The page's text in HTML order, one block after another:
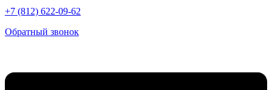
+7 (812) 622-09-62
Обратный звонок